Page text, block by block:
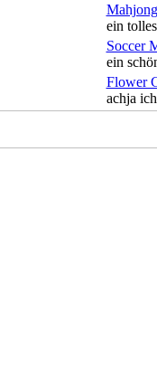
ein
Soccer
ein
Flower
achja